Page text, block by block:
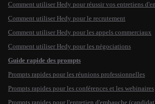
Comment utiliser Hedy pour réussir vos entretiens
Comment utiliser Hedy pour le recrutement
Comment utiliser Hedy pour les appels commerciaux
Comment utiliser Hedy pour les négociations
Guide rapide des prompts
Prompts rapides pour les réunions professionnelles
Prompts rapides pour les conférences et les webinaires
Prompts rapides pour l'entretien d'embauche